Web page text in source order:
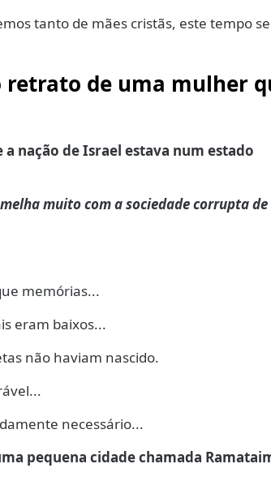
tanto de mães cristãs, este tempo se
retrato de uma mulher
nação de Israel estava num estado
muito com a sociedade corrupta de
memórias...
eram baixos...
não haviam nascido.
necessário...
pequena cidade chamada